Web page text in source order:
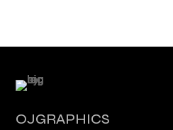
OJGRAPHICS